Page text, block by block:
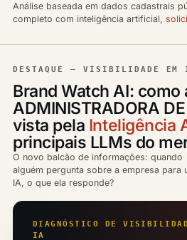
Análise baseada em dados cadastrais
completo com inteligência artificial,
DESTAQUE — VISIBILIDADE EM
Brand Watch AI: como
ADMINISTRADORA
vista pela Inteligência
principais LLMs do
O novo balcão de informações: quando
alguém pergunta sobre a empresa para
IA, o que ela responde?
DIAGNÓSTICO DE
IA